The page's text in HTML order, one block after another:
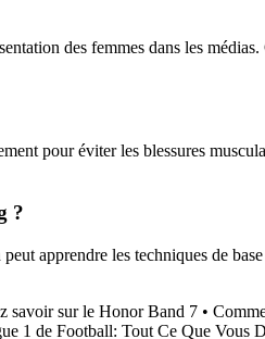
des femmes dans les
pour éviter les blessures
?
apprendre les techniques de
savoir sur le Honor Band 7 •
1 de Football: Tout Ce Que Vous